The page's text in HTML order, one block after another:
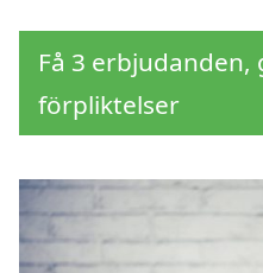
Få 3
förpliktelser